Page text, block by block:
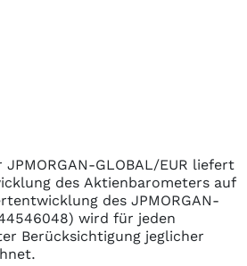
JPMORGAN-GLOBAL/EUR liefert
des Aktienbarometers auf
des JPMORGAN-
wird für jeden
Berücksichtigung jeglicher